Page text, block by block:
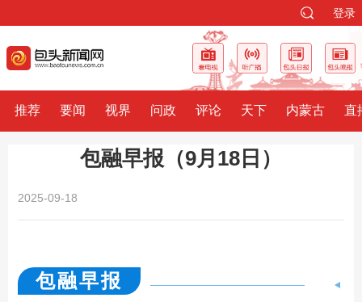
登录
推荐 要闻 视界 问政 评论 天下 内蒙古 直
包融早报（9月18日）
2025-09-18
包融早报